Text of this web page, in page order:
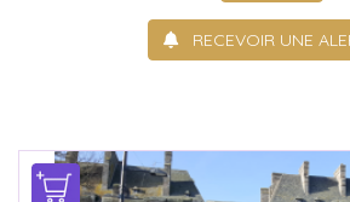
RECEVOIR UNE